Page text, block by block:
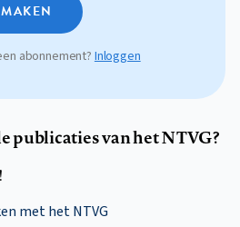
abonnement? Inloggen
publicaties van het NTVG?
met het NTVG